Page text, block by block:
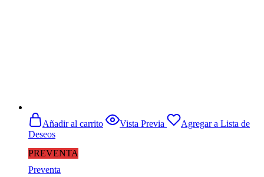
PREVENTA
Añadir al carrito Vista Previa
Agregar a Lista de
Deseos
Preventa